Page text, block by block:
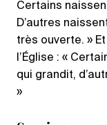
Certains
D’autres
très ouverte. »
l’Église : «
qui grandit,
»